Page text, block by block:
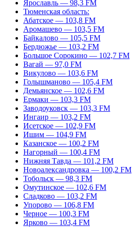
Ярославль — 98,3 FM
Тюменская область:
Абатское — 103,8 FM
Аромашево — 103,5 FM
Байкалово — 105,5 FM
Бердюжье — 103,2 FM
Большое Сорокино — 102,7 FM
Вагай — 97,0 FM
Викулово — 103,6 FM
Голышманово — 105,4 FM
Демьянское — 102,6 FM
Ермаки — 103,3 FM
Заводоуковск — 103,3 FM
Ингаир — 103,2 FM
Исетское — 102,9 FM
Ишим — 104,9 FM
Казанское — 100,2 FM
Нагорный — 100,4 FM
Нижняя Тавда — 101,2 FM
Новоалександровка — 100,2 FM
Тобольск — 98,3 FM
Омутинское — 102,6 FM
Сладково — 103,2 FM
Упорово — 106,8 FM
Черное — 100,3 FM
Ярково — 103,4 FM